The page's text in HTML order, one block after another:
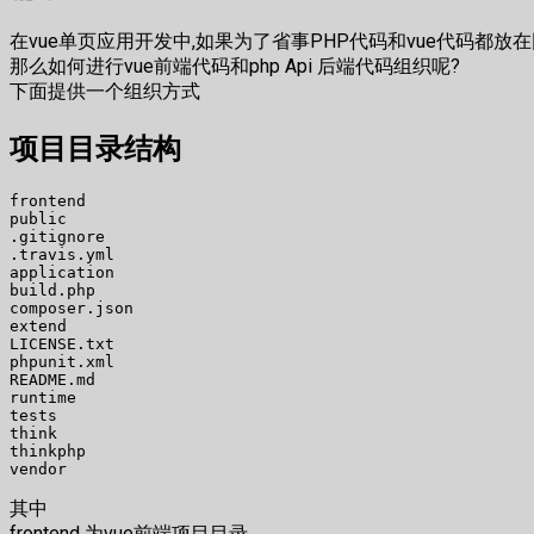
在vue单页应用开发中,如果为了省事PHP代码和vue代码都放
那么如何进行vue前端代码和php Api 后端代码组织呢?
下面提供一个组织方式
项目目录结构
frontend
public
.gitignore
.travis.yml
application
build.php
composer.json
extend
LICENSE.txt
phpunit.xml
README.md
runtime
tests
think
thinkphp
其中